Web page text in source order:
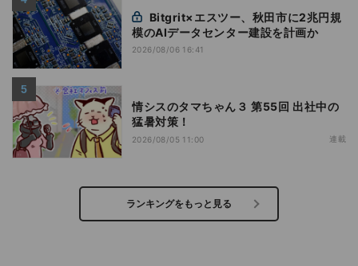
模のAIデータセンター建設を計画か
2026/08/06 16:41
情シスのタマちゃん３ 第55回 出社中の
猛暑対策！
2026/08/05 11:00 連載
ランキングをもっと見る